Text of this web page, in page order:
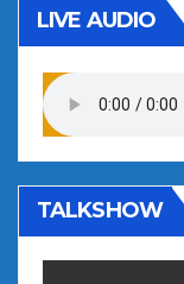
LIVE AUDIO
TALKSHOW